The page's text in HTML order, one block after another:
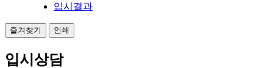
입시결과
즐겨찾기 인쇄
입시상담